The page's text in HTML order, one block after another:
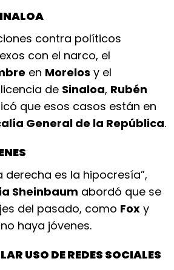
contra políticos
con el narco, el
en Morelos y el
de Sinaloa, Rubén
que esos casos están en
General de la República.
derecha es la hipocresía”,
Sheinbaum abordó que se
del pasado, como Fox y
haya jóvenes.
USO DE REDES SOCIALES